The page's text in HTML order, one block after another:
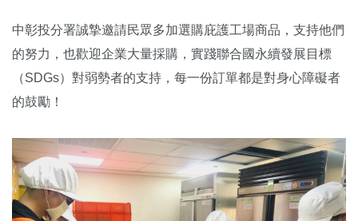
中彰投分署誠摯邀請民眾多加選購庇護工場商品，支持他們
的努力，也歡迎企業大量採購，實踐聯合國永續發展目標
（SDGs）對弱勢者的支持，每一份訂單都是對身心障礙者
的鼓勵！